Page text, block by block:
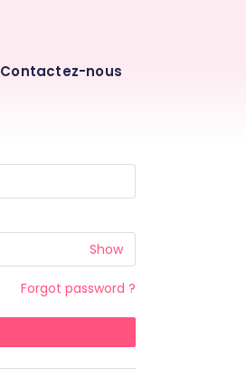
Contactez-nous
Show
Forgot password ?